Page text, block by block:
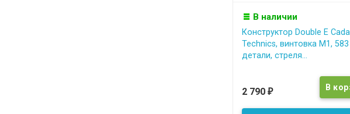
В наличии
Конструктор Double E Cada
Technics, винтовка М1, 583
детали, стреля...
2 790 ₽